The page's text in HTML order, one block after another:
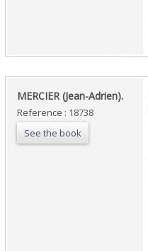
‎MERCIER (Jean-Adrien). ‎
Reference : 18738
See the book